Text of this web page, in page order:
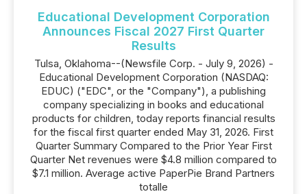
Educational Development Corporation
Announces Fiscal 2027 First Quarter
Results
Tulsa, Oklahoma--(Newsfile Corp. - July 9, 2026) -
Educational Development Corporation (NASDAQ:
EDUC) ("EDC", or the "Company"), a publishing
company specializing in books and educational
products for children, today reports financial results
for the fiscal first quarter ended May 31, 2026. First
Quarter Summary Compared to the Prior Year First
Quarter Net revenues were $4.8 million compared to
$7.1 million. Average active PaperPie Brand Partners
totalle